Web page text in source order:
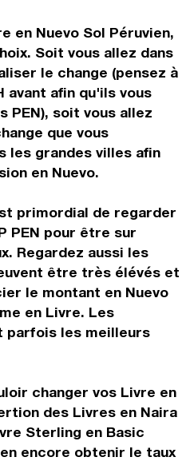
en Nuevo Sol Péruvien,
Soit vous allez dans
le change (pensez à
avant afin qu'ils vous
PEN), soit vous allez
que vous
les grandes villes afin
en Nuevo.
primordial de regarder
PEN pour être sur
Regardez aussi les
être très élévés et
le montant en Nuevo
en Livre. Les
parfois les meilleurs
changer vos Livre en
des Livres en Naira
Sterling en Basic
encore obtenir le taux